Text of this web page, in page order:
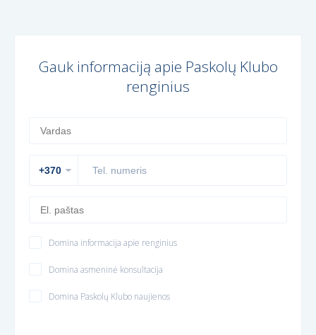
Gauk informaciją apie Paskolų Klubo
renginius
Domina informacija apie renginius
Domina asmeninė konsultacija
Domina Paskolų Klubo naujienos